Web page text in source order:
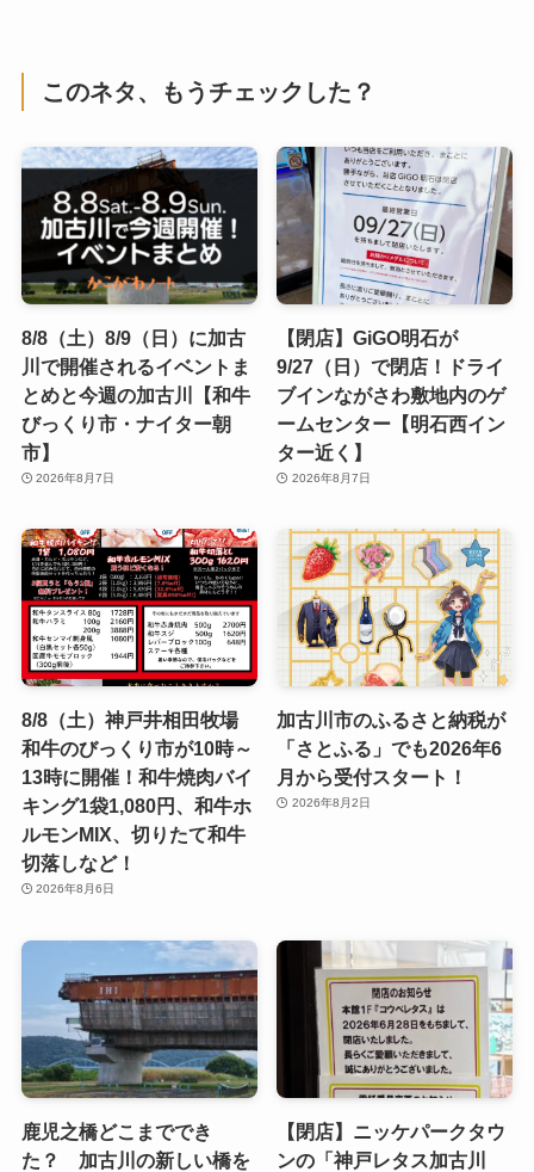
このネタ、もうチェックした？
8/8（土）8/9（日）に加古
川で開催されるイベントま
とめと今週の加古川【和牛
びっくり市・ナイター朝
市】
2026年8月7日
【閉店】GiGO明石が
9/27（日）で閉店！ドライ
ブインながさわ敷地内のゲ
ームセンター【明石西イン
ター近く】
2026年8月7日
8/8（土）神戸井相田牧場
和牛のびっくり市が10時～
13時に開催！和牛焼肉バイ
キング1袋1,080円、和牛ホ
ルモンMIX、切りたて和牛
切落しなど！
2026年8月6日
加古川市のふるさと納税が
「さとふる」でも2026年6
月から受付スタート！
2026年8月2日
鹿児之橋どこまででき
た？ 加古川の新しい橋を
【閉店】ニッケパークタウ
ンの「神戸レタス加古川